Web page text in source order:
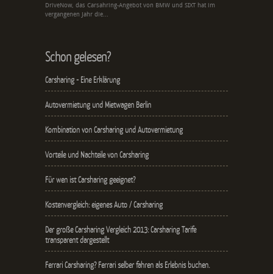
DriveNow, das Carsahring-Angebot von BMW und SIXT hat im
vergangenen Jahr die...
Schon gelesen?
Carsharing - Eine Erklärung
Autovermietung und Mietwagen Berlin
Kombination von Carsharing und Autovermietung
Vorteile und Nachteile von Carsharing
Für wen ist Carsharing geeignet?
Kostenvergleich: eigenes Auto / Carsharing
Der große Carsharing Vergleich 2013: Carsharing Tarife
transparent dargestellt
Ferrari Carsharing? Ferrari selber fahren als Erlebnis buchen.